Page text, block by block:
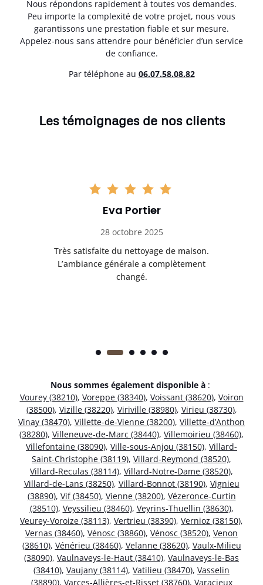
Nous répondons rapidement à toutes vos demandes.
Peu importe la complexité de votre projet, nous vous
garantissons une prestation fiable et sur mesure.
Appelez-nous sans attendre pour bénéficier d’un service
de confiance.
Par téléphone au 06.07.58.08.82
Les témoignages de nos clients
Eva Portier
28 octobre 2025
Très satisfaite du nettoyage de maison.
L’ambiance générale a complètement
changé.
Nous sommes également disponible à :
Vourey (38210), Voreppe (38340), Voissant (38620), Voiron
(38500), Vizille (38220), Viriville (38980), Virieu (38730),
Vinay (38470), Villette-de-Vienne (38200), Villette-d’Anthon
(38280), Villeneuve-de-Marc (38440), Villemoirieu (38460),
Villefontaine (38090), Ville-sous-Anjou (38150), Villard-
Saint-Christophe (38119), Villard-Reymond (38520),
Villard-Reculas (38114), Villard-Notre-Dame (38520),
Villard-de-Lans (38250), Villard-Bonnot (38190), Vignieu
(38890), Vif (38450), Vienne (38200), Vézeronce-Curtin
(38510), Veyssilieu (38460), Veyrins-Thuellin (38630),
Veurey-Voroize (38113), Vertrieu (38390), Vernioz (38150),
Vernas (38460), Vénosc (38860), Vénosc (38520), Venon
(38610), Vénérieu (38460), Velanne (38620), Vaulx-Milieu
(38090), Vaulnaveys-le-Haut (38410), Vaulnaveys-le-Bas
(38410), Vaujany (38114), Vatilieu (38470), Vasselin
(38890), Varces-Allières-et-Risset (38760), Varacieux